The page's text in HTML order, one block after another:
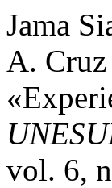
Jama
A. Cruz
vol. 6,